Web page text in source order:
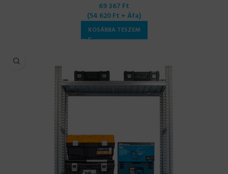
69 367 Ft
(54 620Ft + Áfa)
KOSÁRBA TESZEM